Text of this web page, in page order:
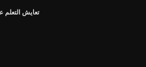
تعايش التعلم